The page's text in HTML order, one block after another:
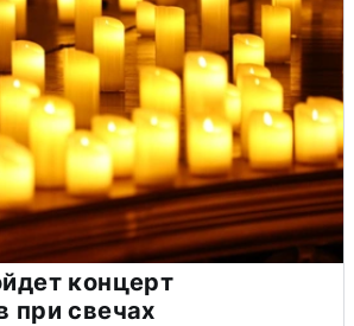
концерт
при свечах